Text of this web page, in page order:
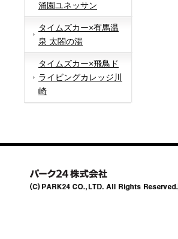
涌園ユネッサン
タイムズカー×有馬温
泉 太閤の湯
タイムズカー×飛鳥ド
ライビングカレッジ川
崎